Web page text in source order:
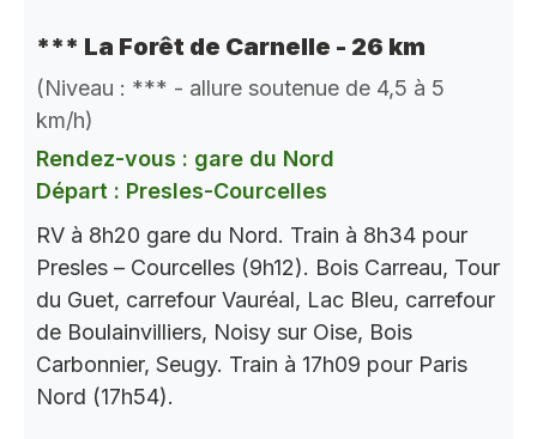
*** La Forêt de Carnelle - 26 km
(Niveau : *** - allure soutenue de 4,5 à 5
km/h)
Rendez-vous : gare du Nord
Départ : Presles-Courcelles
RV à 8h20 gare du Nord. Train à 8h34 pour
Presles – Courcelles (9h12). Bois Carreau, Tour
du Guet, carrefour Vauréal, Lac Bleu, carrefour
de Boulainvilliers, Noisy sur Oise, Bois
Carbonnier, Seugy. Train à 17h09 pour Paris
Nord (17h54).